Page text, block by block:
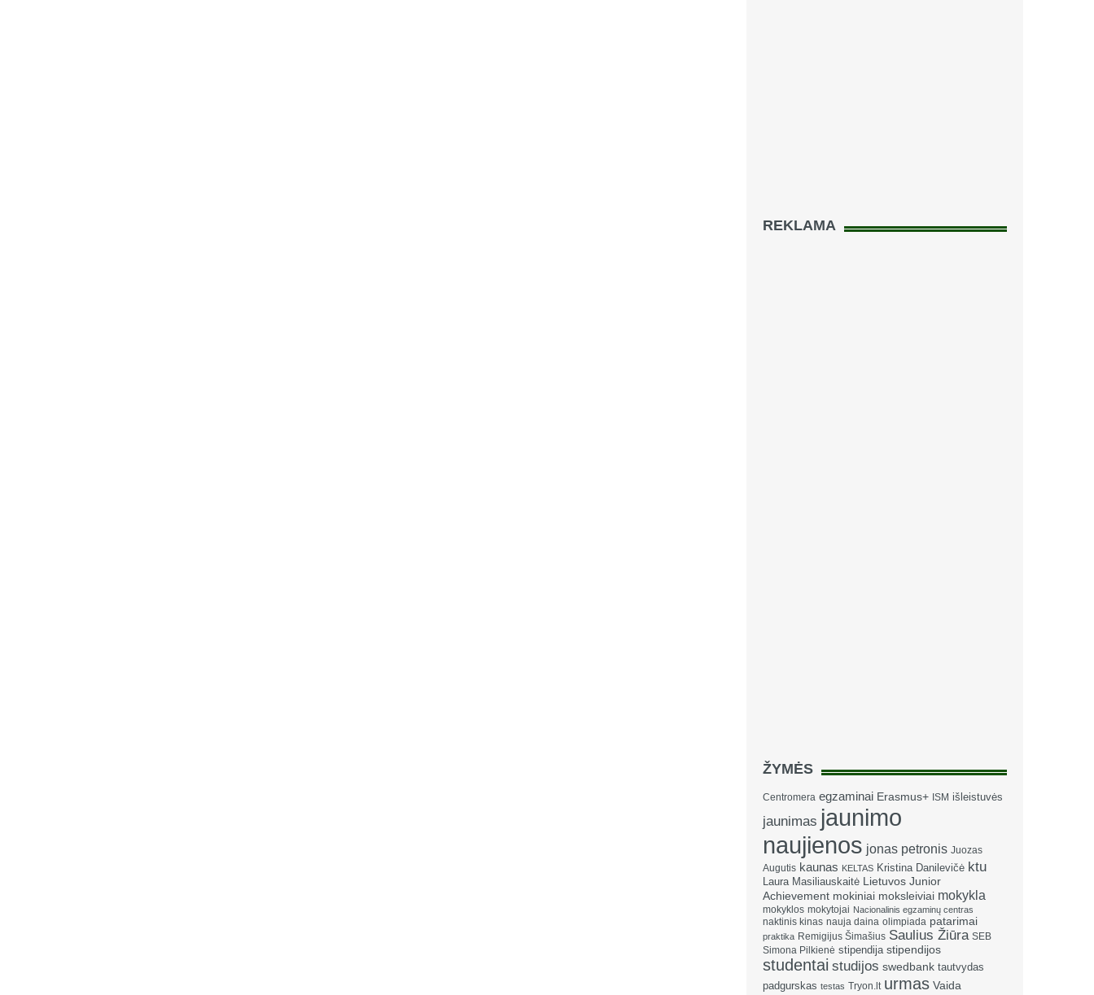
REKLAMA
ŽYMĖS
Centromera egzaminai Erasmus+ ISM išleistuvės
jaunimas jaunimo
naujienos jonas petronis Juozas
Augutis kaunas KELTAS Kristina Danilevičė ktu
Laura Masiliauskaitė Lietuvos Junior
Achievement mokiniai moksleiviai mokykla
mokyklos mokytojai Nacionalinis egzaminų centras
naktinis kinas nauja daina olimpiada patarimai
praktika Remigijus Šimašius Saulius Žiūra SEB
Simona Pilkienė stipendija stipendijos
studentai studijos swedbank tautvydas
padgurskas testas Tryon.lt urmas Vaida